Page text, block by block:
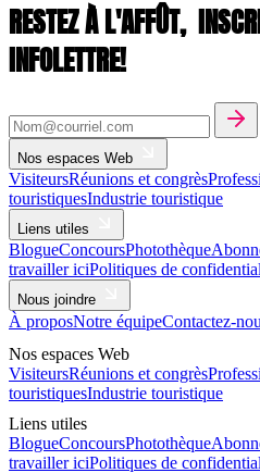
RESTEZ À L'AFFÛT,
INFOLETTRE!
Nos espaces Web
VisiteursRéunions et congrès
touristiquesIndustrie touristique
Liens utiles
BlogueConcoursPhotothèque
travailler iciPolitiques de
Nous joindre
À proposNotre équipeContactez-
Nos espaces Web
VisiteursRéunions et congrès
touristiquesIndustrie touristique
Liens utiles
BlogueConcoursPhotothèque
travailler iciPolitiques de